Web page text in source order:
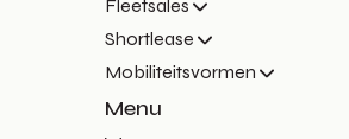
Fleetsales
Shortlease
Mobiliteitsvormen
Menu